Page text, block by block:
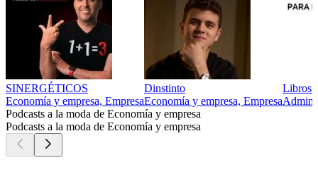
SINERGÉTICOS
Economía y empresa, Empresa
Dinstinto
Economía y empresa, Empresa
Libros
Podcasts a la moda de Economía y empresa
Podcasts a la moda de Economía y empresa